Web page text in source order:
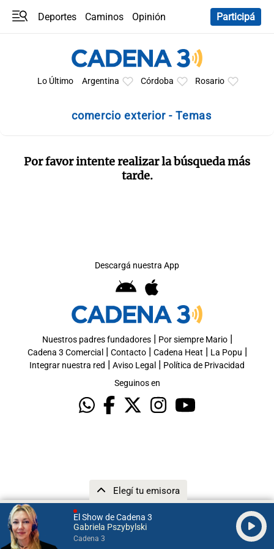
El Show de Cadena 3
Gabriela Pszybylski
Cadena 3
Elegí tu emisora
Deportes Caminos
Opinión
Participá
Lo Último Argentina Córdoba Rosario
comercio exterior - Temas
Por favor intente realizar la búsqueda más
tarde.
Descargá nuestra App
Nuestros padres fundadores| Por siempre Mario|
Cadena 3 Comercial | Contacto| Cadena Heat | La Popu |
Integrar nuestra red | Aviso Legal | Política de Privacidad
Seguinos en